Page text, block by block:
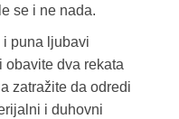
se i ne nada.
i puna ljubavi
obavite dva rekata
zatražite da odredi
i duhovni